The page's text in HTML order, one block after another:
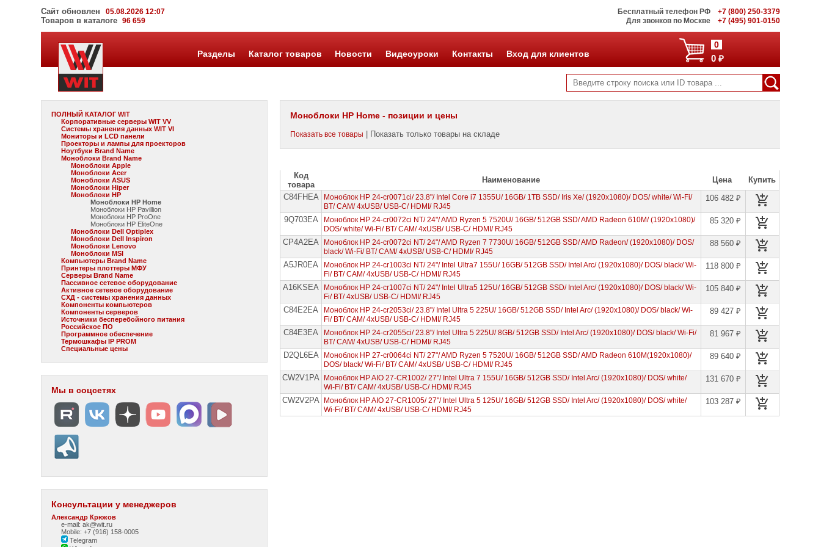
Сайт обновлен 05.08.2026 12:07
Товаров в каталоге96 659
Бесплатный телефон РФ
+7 (800) 250-3379
Для звонков по Москве
+7 (495) 901-0150
0
0 ₽
Разделы Каталог товаров Новости Видеоуроки Контакты Вход для клиентов
ПОЛНЫЙ КАТАЛОГ WIT
Корпоративные серверы WIT VV
Системы хранения данных WIT VI
Мониторы и LCD панели
Проекторы и лампы для проекторов
Ноутбуки Brand Name
Моноблоки Brand Name
Моноблоки Apple
Моноблоки Acer
Моноблоки ASUS
Моноблоки Hiper
Моноблоки HP
Моноблоки HP Home
Моноблоки HP Pavillion
Моноблоки HP ProOne
Моноблоки HP EliteOne
Моноблоки Dell Optiplex
Моноблоки Dell Inspiron
Моноблоки Lenovo
Моноблоки MSI
Компьютеры Brand Name
Принтеры плоттеры МФУ
Серверы Brand Name
Пассивное сетевое оборудование
Активное сетевое оборудование
СХД - системы хранения данных
Компоненты компьютеров
Компоненты серверов
Источники бесперебойного питания
Российское ПО
Программное обеспечение
Термошкафы IP PROM
Специальные цены
Мы в соцсетях
Консультации у менеджеров
Александр Крюков
e-mail: ak@wit.ru
Mobile: +7 (916) 158-0005
Telegram
Моноблоки HP Home - позиции и цены
Показать все товары | Показать только товары на складе
Код
товара
Наименование Цена
Купить
C84FHEA
Моноблок HP 24-cr0071ci/ 23.8"/ Intel Core i7 1355U/ 16GB/ 1TB SSD/ Iris Xe/ (1920x1080)/ DOS/ white/ Wi-Fi/
BT/ CAM/ 4xUSB/ USB-C/ HDMI/ RJ45
106 482 ₽
9Q703EA
Моноблок HP 24-cr0072ci NT/ 24"/ AMD Ryzen 5 7520U/ 16GB/ 512GB SSD/ AMD Radeon 610M/ (1920x1080)/
DOS/ white/ Wi-Fi/ BT/ CAM/ 4xUSB/ USB-C/ HDMI/ RJ45
85 320 ₽
CP4A2EA
Моноблок HP 24-cr0072ci NT/ 24"/ AMD Ryzen 7 7730U/ 16GB/ 512GB SSD/ AMD Radeon/ (1920x1080)/ DOS/
black/ Wi-Fi/ BT/ CAM/ 4xUSB/ USB-C/ HDMI/ RJ45
88 560 ₽
A5JR0EA
Моноблок HP 24-cr1003ci NT/ 24"/ Intel Ultra7 155U/ 16GB/ 512GB SSD/ Intel Arc/ (1920x1080)/ DOS/ black/ Wi-
Fi/ BT/ CAM/ 4xUSB/ USB-C/ HDMI/ RJ45
118 800 ₽
A16KSEA
Моноблок HP 24-cr1007ci NT/ 24"/ Intel Ultra5 125U/ 16GB/ 512GB SSD/ Intel Arc/ (1920x1080)/ DOS/ black/ Wi-
Fi/ BT/ 4xUSB/ USB-C/ HDMI/ RJ45
105 840 ₽
C84E2EA
Моноблок HP 24-cr2053ci/ 23.8"/ Intel Ultra 5 225U/ 16GB/ 512GB SSD/ Intel Arc/ (1920x1080)/ DOS/ black/ Wi-
Fi/ BT/ CAM/ 4xUSB/ USB-C/ HDMI/ RJ45
89 427 ₽
C84E3EA
Моноблок HP 24-cr2055ci/ 23.8"/ Intel Ultra 5 225U/ 8GB/ 512GB SSD/ Intel Arc/ (1920x1080)/ DOS/ black/ Wi-Fi/
BT/ CAM/ 4xUSB/ USB-C/ HDMI/ RJ45
81 967 ₽
D2QL6EA
Моноблок HP 27-cr0064ci NT/ 27"/ AMD Ryzen 5 7520U/ 16GB/ 512GB SSD/ AMD Radeon 610M(1920x1080)/
DOS/ black/ Wi-Fi/ BT/ CAM/ 4xUSB/ USB-C/ HDMI/ RJ45
89 640 ₽
CW2V1PA
Моноблок HP AIO 27-CR1002/ 27"/ Intel Ultra 7 155U/ 16GB/ 512GB SSD/ Intel Arc/ (1920x1080)/ DOS/ white/
Wi-Fi/ BT/ CAM/ 4xUSB/ USB-C/ HDMI/ RJ45
131 670 ₽
CW2V2PA
Моноблок HP AIO 27-CR1005/ 27"/ Intel Ultra 5 125U/ 16GB/ 512GB SSD/ Intel Arc/ (1920x1080)/ DOS/ white/
Wi-Fi/ BT/ CAM/ 4xUSB/ USB-C/ HDMI/ RJ45
103 287 ₽